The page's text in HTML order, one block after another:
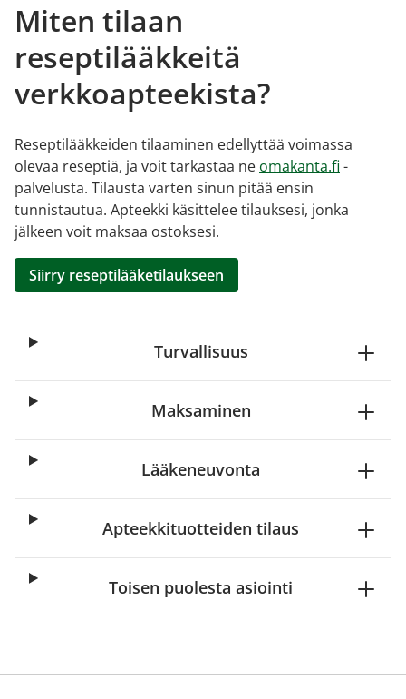
Miten tilaan
reseptilääkkeitä
verkkoapteekista?
Reseptilääkkeiden tilaaminen edellyttää voimassa
olevaa reseptiä, ja voit tarkastaa ne omakanta.fi -
palvelusta. Tilausta varten sinun pitää ensin
tunnistautua. Apteekki käsittelee tilauksesi, jonka
jälkeen voit maksaa ostoksesi.
Siirry reseptilääketilaukseen
Turvallisuus
Maksaminen
Lääkeneuvonta
Apteekkituotteiden tilaus
Toisen puolesta asiointi